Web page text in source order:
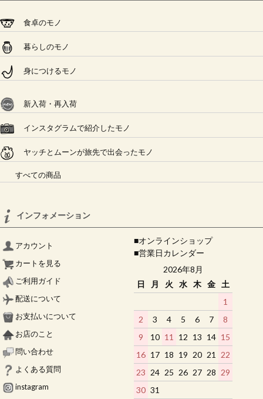
食卓のモノ
暮らしのモノ
身につけるモノ
新入荷・再入荷
インスタグラムで紹介したモノ
ヤッチとムーンが旅先で出会ったモノ
すべての商品
インフォメーション
アカウント
カートを見る
ご利用ガイド
配送について
お支払いについて
お店のこと
問い合わせ
よくある質問
instagram
■オンラインショップ
■営業日カレンダー
2026年8月
日
月 火 水 木 金
土
1
2
3 4 5 6 7
8
9
10 11 12 13 14 15
16 17 18 19 20 21
22
23 24 25 26 27 28 29
30 31